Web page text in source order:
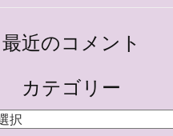
最近のコメント
カテゴリー